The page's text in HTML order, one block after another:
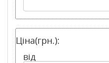
Ціна(грн.):
від